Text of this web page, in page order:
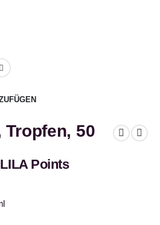
Tropfen, 50
Points